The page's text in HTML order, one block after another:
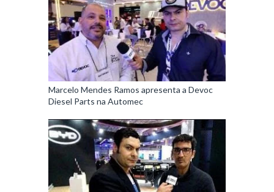
Marcelo Mendes Ramos apresenta a Devoc
Diesel Parts na Automec